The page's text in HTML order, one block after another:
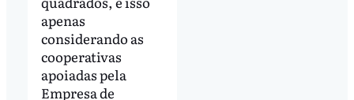
apenas
considerando as
cooperativas
apoiadas pela
Empresa de